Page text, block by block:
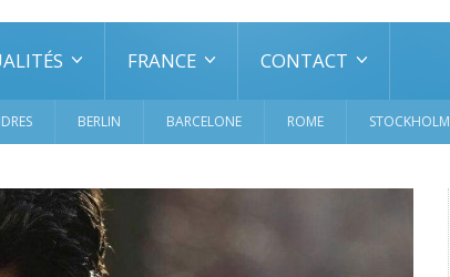
FRANCE CONTACT
BERLIN BARCELONE ROME STOCKHOLM